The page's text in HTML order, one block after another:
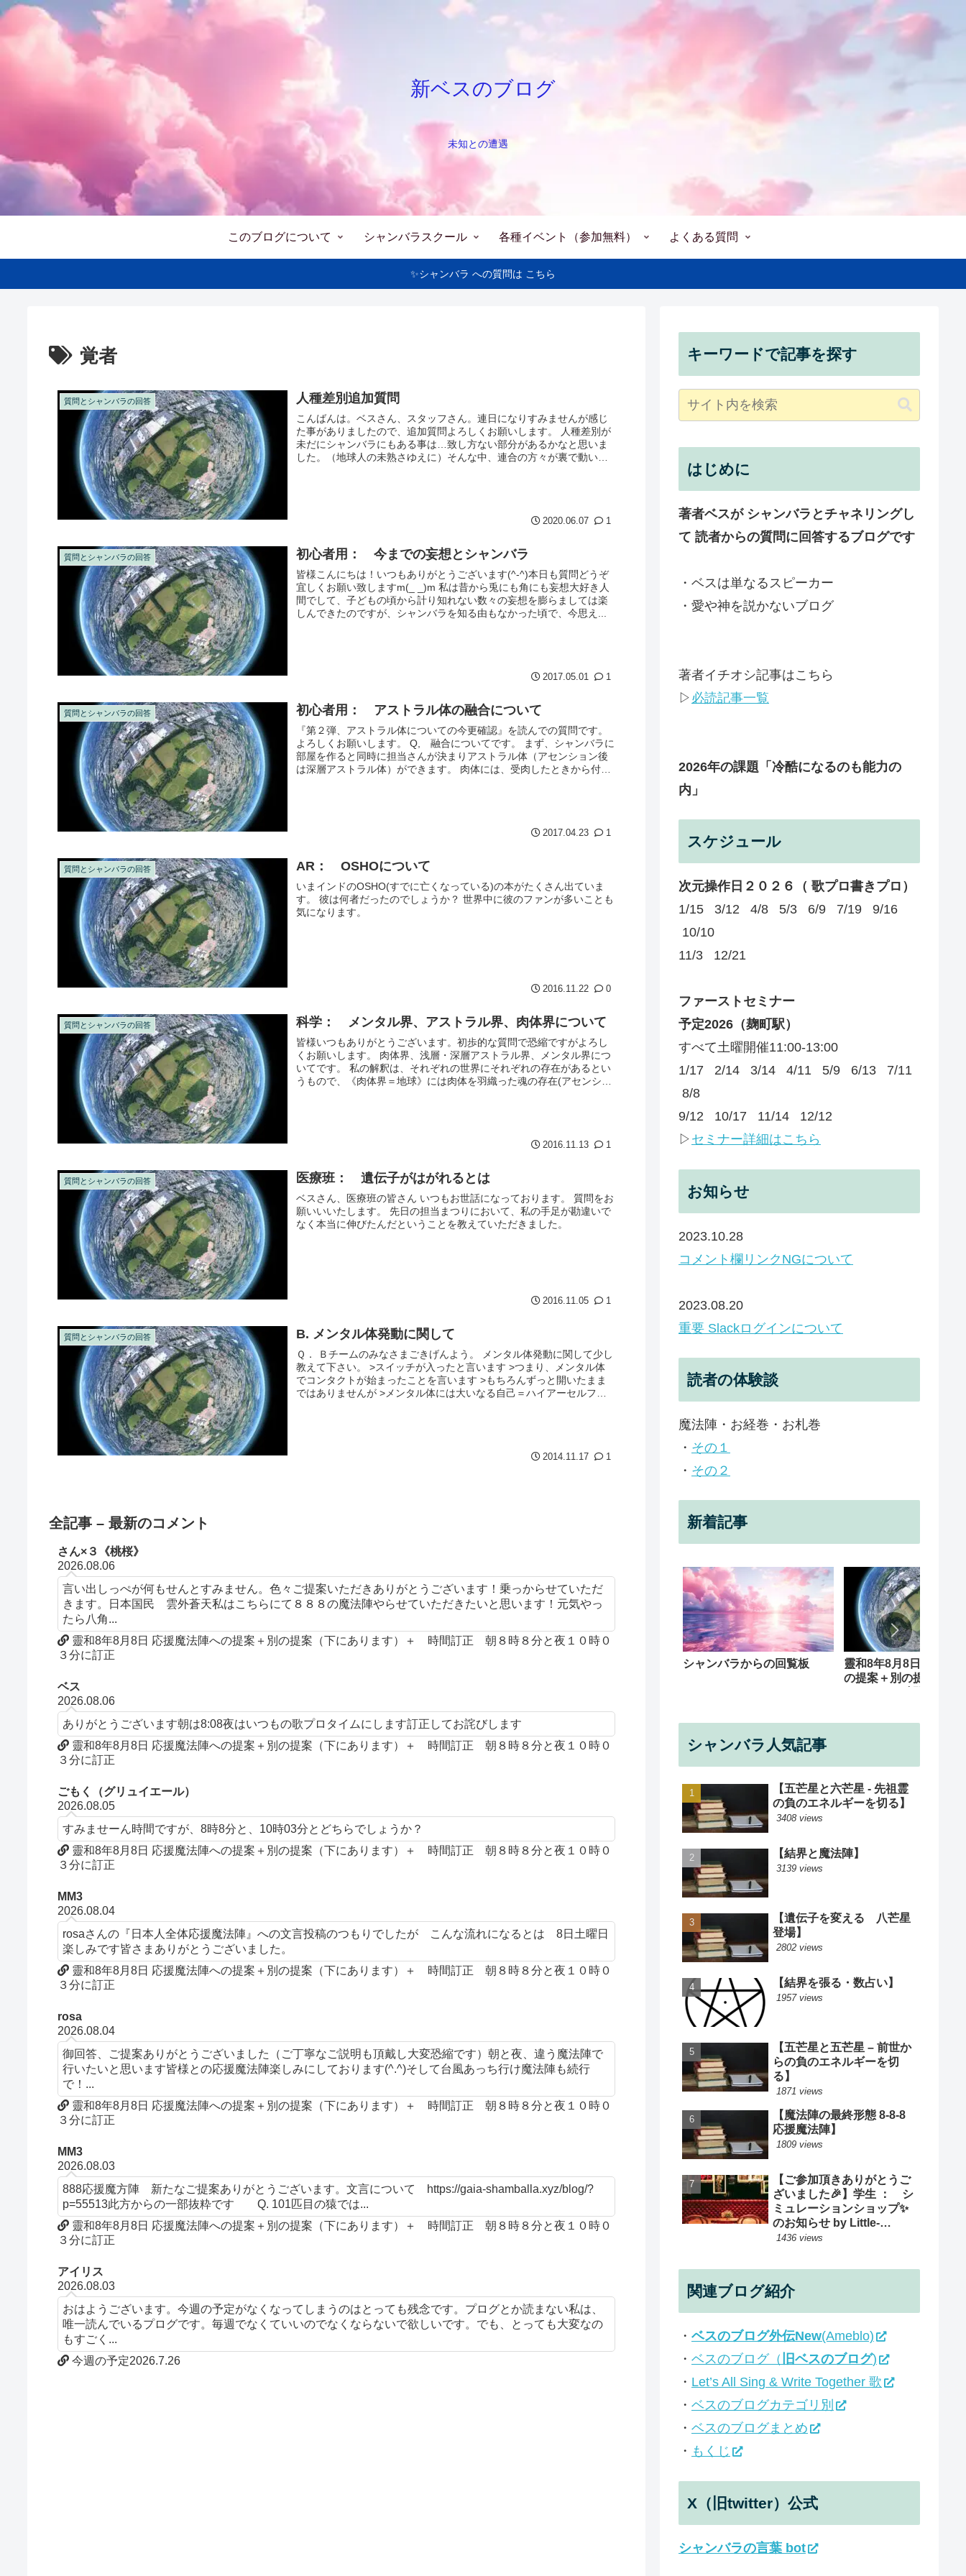
新ベスのブログ
未知との遭遇
このブログについて シャンバラスクール 各種イベント（参加無料） よくある質問
✨シャンバラ への質問は こちら
覚者
質問とシャンバラの回答 人種差別追加質問
こんばんは。ベスさん、スタッフさん。連日になりすみませんが感じ
た事がありましたので、追加質問よろしくお願いします。 人種差別が
未だにシャンバラにもある事は…致し方ない部分があるかなと思いま
した。（地球人の未熟さゆえに）そんな中、連合の方々が裏で動いて
2020.06.07 1
質問とシャンバラの回答 初心者用： 今までの妄想とシャンバラ
皆様こんにちは！いつもありがとうございます(^-^)本日も質問どうぞ
宜しくお願い致しますm(_ _)m 私は昔から兎にも角にも妄想大好き人
間でして、子どもの頃から計り知れない数々の妄想を膨らましては楽
しんできたのですが、シャンバラを知る由もなかった頃で、今思え...
2017.05.01 1
質問とシャンバラの回答 初心者用： アストラル体の融合について
『第２弾、アストラル体についての今更確認』を読んでの質問です。
よろしくお願いします。 Q, 融合についてです。 まず、シャンバラに
部屋を作ると同時に担当さんが決まりアストラル体（アセンション後
は深層アストラル体）ができます。 肉体には、受肉したときから付随
2017.04.23 1
質問とシャンバラの回答 AR： OSHOについて
いまインドのOSHO(すでに亡くなっている)の本がたくさん出ていま
す。 彼は何者だったのでしょうか？ 世界中に彼のファンが多いことも
気になります。
2016.11.22 0
質問とシャンバラの回答 科学： メンタル界、アストラル界、肉体界について
皆様いつもありがとうございます。初歩的な質問で恐縮ですがよろし
くお願いします。 肉体界、浅層・深層アストラル界、メンタル界につ
いてです。 私の解釈は、それぞれの世界にそれぞれの存在があるとい
うもので、《肉体界＝地球》には肉体を羽織った魂の存在(アセンショ
2016.11.13 1
質問とシャンバラの回答 医療班： 遺伝子がはがれるとは
ベスさん、医療班の皆さん いつもお世話になっております。 質問をお
願いいいたします。 先日の担当まつりにおいて、私の手足が勘違いで
なく本当に伸びたんだということを教えていただきました。
2016.11.05 1
質問とシャンバラの回答 B. メンタル体発動に関して
Ｑ． Ｂチームのみなさまごきげんよう。 メンタル体発動に関して少し
教えて下さい。 >スイッチが入ったと言います >つまり、メンタル体
でコンタクトが始まったことを言います >もちろんずっと開いたまま
ではありませんが >メンタル体には大いなる自己＝ハイアーセルフ
2014.11.17 1
全記事 – 最新のコメント
さん×３《桃桜》
2026.08.06
言い出しっぺが何もせんとすみません。色々ご提案いただきありがとうございます！乗っからせていただ
きます。日本国民 雲外蒼天私はこちらにて８８８の魔法陣やらせていただきたいと思います！元気やっ
たら八角...
靈和8年8月8日 応援魔法陣への提案＋別の提案（下にあります）＋ 時間訂正 朝８時８分と夜１０時０
３分に訂正
ベス
2026.08.06
ありがとうございます朝は8:08夜はいつもの歌プロタイムにします訂正してお詫びします
靈和8年8月8日 応援魔法陣への提案＋別の提案（下にあります）＋ 時間訂正 朝８時８分と夜１０時０
３分に訂正
ごもく（グリュイエール）
2026.08.05
すみませーん時間ですが、8時8分と、10時03分とどちらでしょうか？
靈和8年8月8日 応援魔法陣への提案＋別の提案（下にあります）＋ 時間訂正 朝８時８分と夜１０時０
３分に訂正
MM3
2026.08.04
rosaさんの『日本人全体応援魔法陣』への文言投稿のつもりでしたが こんな流れになるとは 8日土曜日
楽しみです皆さまありがとうございました。
靈和8年8月8日 応援魔法陣への提案＋別の提案（下にあります）＋ 時間訂正 朝８時８分と夜１０時０
３分に訂正
rosa
2026.08.04
御回答、ご提案ありがとうございました（ご丁寧なご説明も頂戴し大変恐縮です）朝と夜、違う魔法陣で
行いたいと思います皆様との応援魔法陣楽しみにしております(^.^)そして台風あっち行け魔法陣も続行
で！...
靈和8年8月8日 応援魔法陣への提案＋別の提案（下にあります）＋ 時間訂正 朝８時８分と夜１０時０
３分に訂正
MM3
2026.08.03
888応援魔方陣 新たなご提案ありがとうございます。文言について https://gaia-shamballa.xyz/blog/?
p=55513此方からの一部抜粋です Q. 101匹目の猿では...
靈和8年8月8日 応援魔法陣への提案＋別の提案（下にあります）＋ 時間訂正 朝８時８分と夜１０時０
３分に訂正
アイリス
2026.08.03
おはようございます。今週の予定がなくなってしまうのはとっても残念です。プログとか読まない私は、
唯一読んでいるプログです。毎週でなくていいのでなくならないで欲しいです。でも、とっても大変なの
もすごく...
今週の予定2026.7.26
キーワードで記事を探す
はじめに
著者ベスが シャンバラとチャネリングし
て 読者からの質問に回答するブログです
・ベスは単なるスピーカー
・愛や神を説かないブログ
著者イチオシ記事はこちら
▷ 必読記事一覧
2026年の課題 「冷酷になるのも能力の
内」
スケジュール
次元操作日２０２６（ 歌プロ書きプロ）
1/15 3/12 4/8 5/3 6/9 7/19 9/16
10/10
11/3 12/21
ファーストセミナー
予定2026 （麹町駅）
すべて土曜開催11:00-13:00
1/17 2/14 3/14 4/11 5/9 6/13 7/11
8/8
9/12 10/17 11/14 12/12
▷ セミナー詳細はこちら
お知らせ
2023.10.28
コメント欄リンクNGについて
2023.08.20
重要 Slackログインについて
読者の体験談
魔法陣・お経巻・お札巻
・ その１
・ その２
新着記事
シャンバラからの回覧板
靈和8年8月8日 応援魔
の提案＋別の提案（下
正
シャンバラ人気記事
【五芒星と六芒星 - 先祖霊
の負のエネルギーを切る】
3408 views
【結界と魔法陣】
3139 views
【遺伝子を変える 八芒星
登場】
2802 views
【結界を張る・数占い】
1957 views
【五芒星と五芒星 – 前世か
らの負のエネルギーを切
る】
1871 views
【魔法陣の最終形態 8-8-8
応援魔法陣】
1809 views
【ご参加頂きありがとうご
ざいました🎉】学生 ： シ
ミュレーションショップ✨
のお知らせ by Little-
Cooking
1436 views
関連ブログ紹介
・ ベスのブログ外伝New(Ameblo)
・ ベスのブログ（ 旧ベスのブログ)
・ Let’s All Sing & Write Together 歌
・ ベスのブログカテゴリ別
・ ベスのブログまとめ
・ もくじ
X（旧twitter）公式
シャンバラの言葉 bot